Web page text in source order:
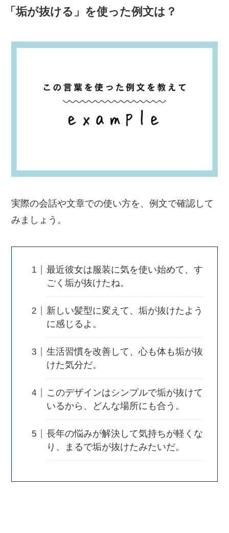
「垢が抜ける」を使った例文は？
実際の会話や文章での使い方を、例文で確認して
みましょう。
最近彼女は服装に気を使い始めて、す
ごく垢が抜けたね。
新しい髪型に変えて、垢が抜けたよう
に感じるよ。
生活習慣を改善して、心も体も垢が抜
けた気分だ。
このデザインはシンプルで垢が抜けて
いるから、どんな場所にも合う。
長年の悩みが解決して気持ちが軽くな
り、まるで垢が抜けたみたいだ。